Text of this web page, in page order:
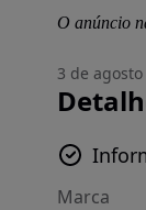
O anúncio
3 de
Marca